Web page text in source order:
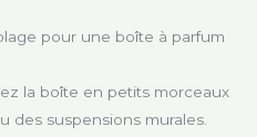
pour une boîte à parfum
la boîte en petits morceaux
des suspensions murales.